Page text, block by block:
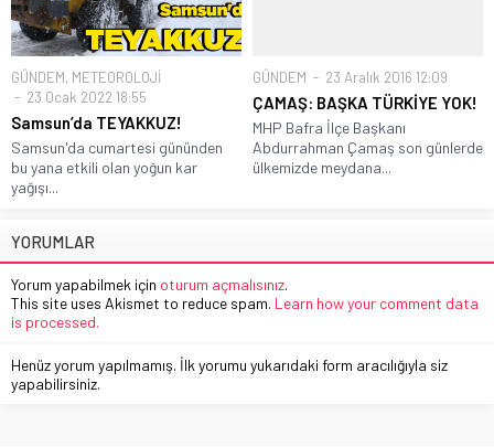
GÜNDEM, METEOROLOJİ
23 Ocak 2022 18:55
Samsun’da TEYAKKUZ!
Samsun'da cumartesi gününden
bu yana etkili olan yoğun kar
yağışı...
GÜNDEM 23 Aralık 2016 12:09
ÇAMAŞ: BAŞKA TÜRKİYE YOK!
MHP Bafra İlçe Başkanı
Abdurrahman Çamaş son günlerde
ülkemizde meydana...
YORUMLAR
Yorum yapabilmek için oturum açmalısınız.
This site uses Akismet to reduce spam. Learn how your comment data
is processed.
Henüz yorum yapılmamış. İlk yorumu yukarıdaki form aracılığıyla siz
yapabilirsiniz.